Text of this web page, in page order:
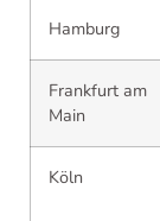
Hamburg
Frankfurt am
Main
Köln